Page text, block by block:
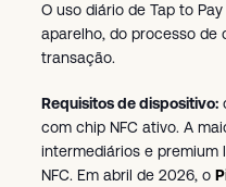
O uso diário de Tap to
aparelho, do processo de
transação.
Requisitos de dispositivo:
com chip NFC ativo. A
intermediários e premium
NFC. Em abril de 2026, o